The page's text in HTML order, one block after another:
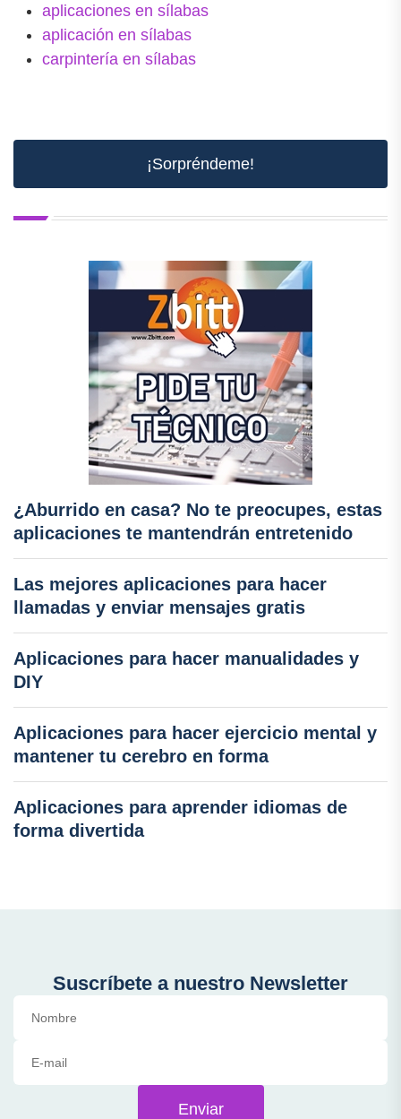
aplicaciones en sílabas
aplicación en sílabas
carpintería en sílabas
¡Sorpréndeme!
¿Aburrido en casa? No te preocupes, estas
aplicaciones te mantendrán entretenido
Las mejores aplicaciones para hacer
llamadas y enviar mensajes gratis
Aplicaciones para hacer manualidades y
DIY
Aplicaciones para hacer ejercicio mental y
mantener tu cerebro en forma
Aplicaciones para aprender idiomas de
forma divertida
Suscríbete a nuestro Newsletter
Enviar